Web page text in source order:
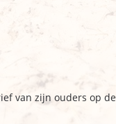
van zijn ouders op